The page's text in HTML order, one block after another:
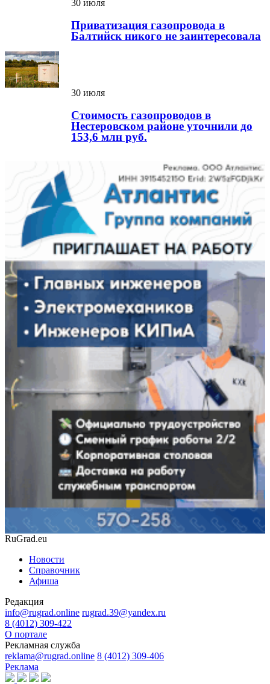
30 июля
Приватизация газопровода в
Балтийск никого не заинтересовала
30 июля
Стоимость газопроводов в
Нестеровском районе уточнили до
153,6 млн руб.
RuGrad.eu
Новости
Справочник
Афиша
Редакция
info@rugrad.online rugrad.39@yandex.ru
8 (4012) 309-422
О портале
Рекламная служба
reklama@rugrad.online 8 (4012) 309-406
Реклама